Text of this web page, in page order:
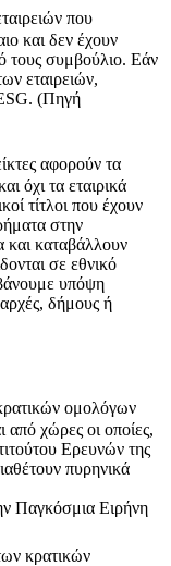
που
και δεν έχουν
τους συμβούλιο. Εάν
εταιρειών,
(Πηγή
αφορούν τα
όχι τα εταιρικά
τίτλοι που έχουν
στην
και καταβάλλουν
σε εθνικό
υπόψη
δήμους ή
ομολόγων
από χώρες οι οποίες,
Ερευνών της
πυρηνικά
Παγκόσμια Ειρήνη
κρατικών